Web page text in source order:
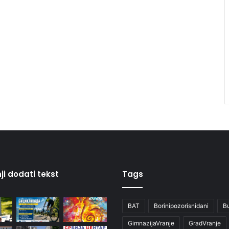
dodati tekst Tags
BAT Borinipozorisnidani
GimnazijaVranje GradVranje